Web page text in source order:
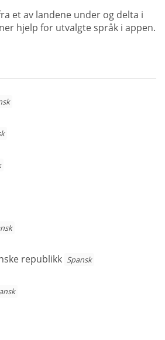
et av landene under og delta i
hjelp for utvalgte språk i appen.
republikk Spansk